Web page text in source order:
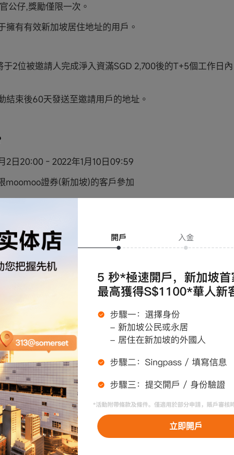
立即開戶
公仔,獎勵僅限一次。
擁有有效新加坡居住地址的用戶。
于2位被邀請人完成淨入資滿SGD 2,700後的T+5個工作日內
結束後60天發送至邀請用戶的地址。
2日20:00 - 2022年1月10日09:59
moomoo證券(新加坡)的客戶參加
您的賬戶中，並將在以下時間範圍內激活
生效期*
立即生效
生效日起計算，180天後失效。
的「卡券中心」。它們可用于返現您在 moomoo 中的買入交
用您的優惠券。執行時可能會扣除原始交易金額和附帶費
3 個交易日內退還到您的帳戶。查看更多：
sg/support/topic5_256
前金額，僅可用于買入交易。所有股票現金券的最低使用金
貨幣。根據相關法律法規的要求，可能需要繳納稅費。僅
有效moomoo SG證券賬戶的用戶。